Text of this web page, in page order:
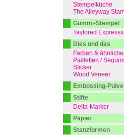
Stempelküche
The Alleyway
Gummi-Stempel
Taylored
Dies und das
Farben &
Pailletten /
Sticker
Wood Veneer
Embossing-
Stifte
Delta-Marker
Papier
Stanzformen